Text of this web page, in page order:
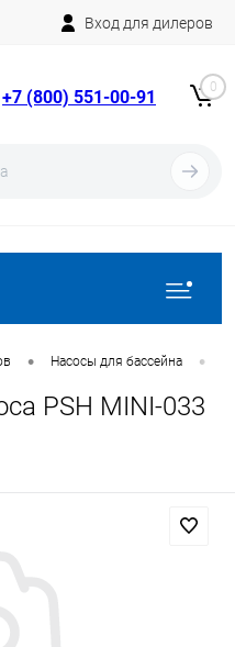
Вход для дилеров
+7 (800) 551-00-91 0
• Насосы для бассейна •
PSH MINI-033